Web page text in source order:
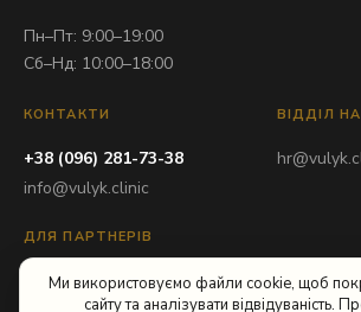
Пн–Пт: 9:00–19:00
Сб–Нд: 10:00–18:00
КОНТАКТИ
+38 (096) 281-73-38
info@vulyk.clinic
ВІДДІЛ
ДЛЯ ПАРТНЕРІВ
partner@vulyk.clinic
Ми використовуємо файли cookie, щоб
сайту та аналізувати відвідуваність.